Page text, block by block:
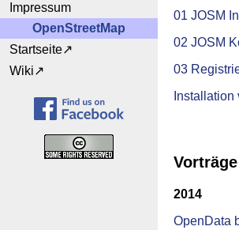
Impressum
OpenStreetMap
Startseite
Wiki
01 JOSM
02 JOSM
03
Vorträge
2014
OpenData